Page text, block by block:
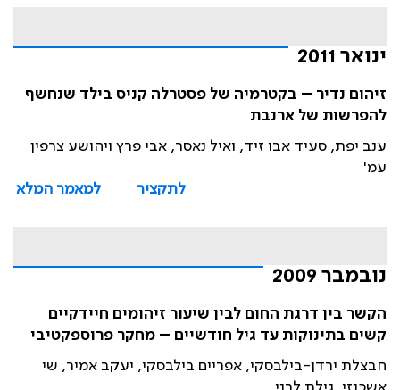
ינואר 2011
זיהום נדיר – בקטרמיה של פסטרלה קניס בילד שנחשף
להפרשות של ארנבת
ענב יפת, סעיד אבו זיד, ואיל נאסר, אבי פרץ ויהושע צרפין
עמ'
לתקציר
למאמר המלא
נובמבר 2009
הקשר בין דרגת החום לבין שיעור זיהומים חיידקיים
קשים בתינוקות עד גיל חודשיים – מחקר פרוספקטיבי
חבצלת ירדן-בילבסקי, אפריים בילבסקי, יעקב אמיר, שי